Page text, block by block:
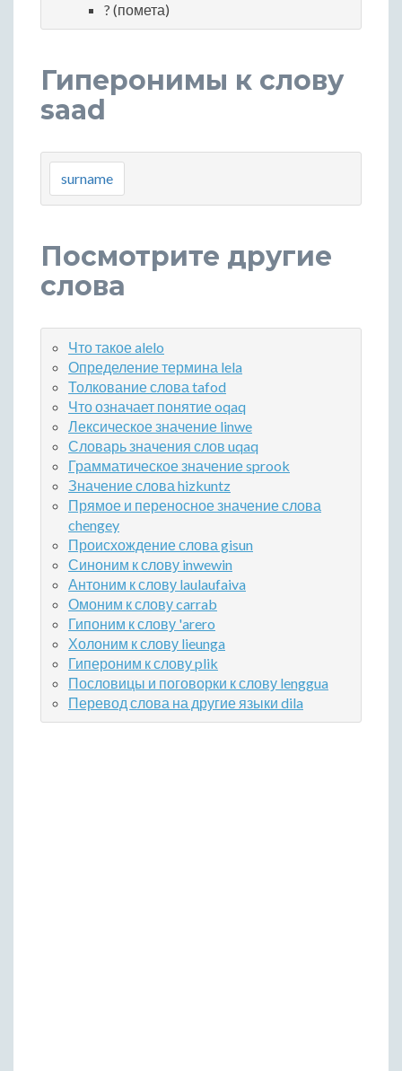
? (помета)
Гиперонимы к слову
saad
surname
Посмотрите другие
слова
Что такое alelo
Определение термина lela
Толкование слова tafod
Что означает понятие oqaq
Лексическое значение linwe
Словарь значения слов uqaq
Грамматическое значение sprook
Значение слова hizkuntz
Прямое и переносное значение слова
chengey
Происхождение слова gisun
Синоним к слову inwewin
Антоним к слову laulaufaiva
Омоним к слову carrab
Гипоним к слову 'arero
Холоним к слову lieunga
Гипероним к слову plik
Пословицы и поговорки к слову lenggua
Перевод слова на другие языки dila